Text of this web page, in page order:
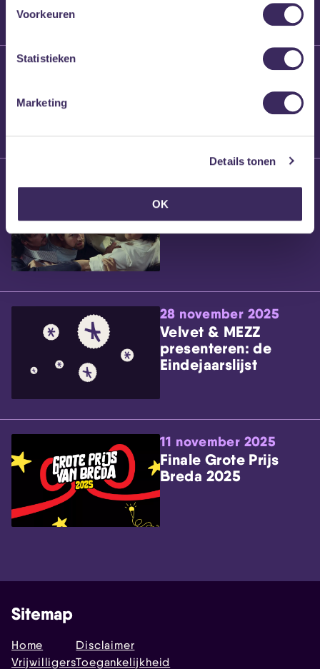
Voorkeuren
Statistieken
Marketing
Details tonen
OK
Brennt Vanneste
Willem’s Blog: Ão
28 november 2025
Velvet & MEZZ
presenteren: de
Eindejaarslijst
11 november 2025
Finale Grote Prijs
Breda 2025
Sitemap
Home
Vrijwilligers
Disclaimer
Toegankelijkheid